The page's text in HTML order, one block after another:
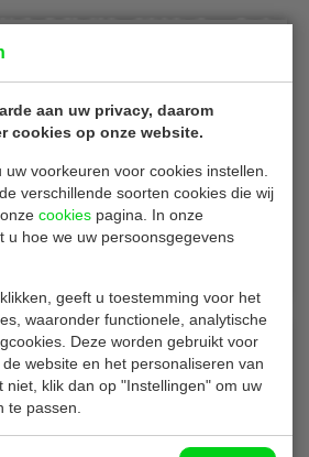
aan uw privacy, daarom
cookies op onze website.
voorkeuren voor cookies instellen.
verschillende soorten cookies die wij
cookies pagina. In onze
u hoe we uw persoonsgegevens
geeft u toestemming voor het
waaronder functionele, analytische
Deze worden gebruikt voor
website en het personaliseren van
niet, klik dan op "Instellingen" om uw
te passen.
| nylon | H28 x B26 x